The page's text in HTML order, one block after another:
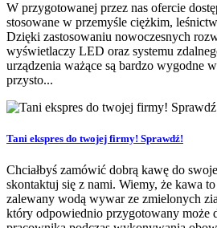
W przygotowanej przez nas ofercie
stosowane w przemyśle ciężkim,
Dzięki zastosowaniu nowoczesnych
wyświetlaczy LED oraz systemu
urządzenia ważące są bardzo wygodne
przysto...
Tani ekspres do twojej firmy! Sprawdź!
Chciałbyś zamówić dobrą kawę do
skontaktuj się z nami. Wiemy, że kawa
zalewany wodą wywar ze zmielonych
który odpowiednio przygotowany może